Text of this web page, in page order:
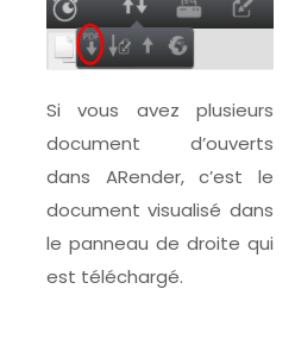
Si vous avez plusieurs
document d’ouverts
dans ARender, c’est le
document visualisé dans
le panneau de droite qui
est téléchargé.